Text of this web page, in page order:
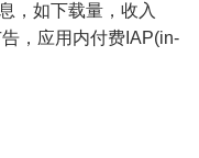
，如下载量，收入
，应用内付费IAP(in-